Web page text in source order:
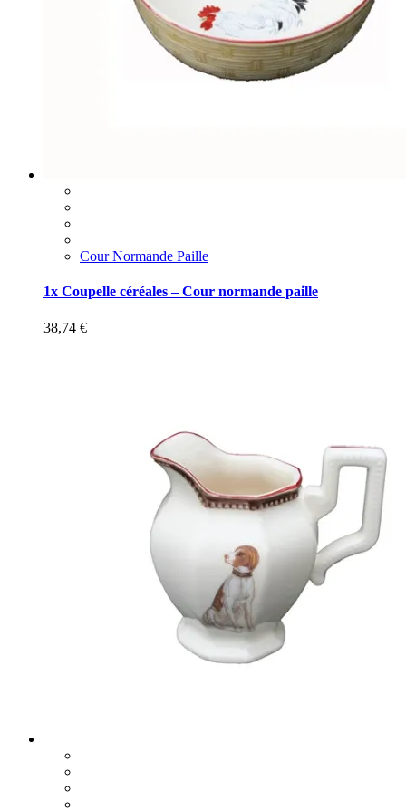
Cour Normande Paille
1x Coupelle céréales – Cour normande paille
38,74 €